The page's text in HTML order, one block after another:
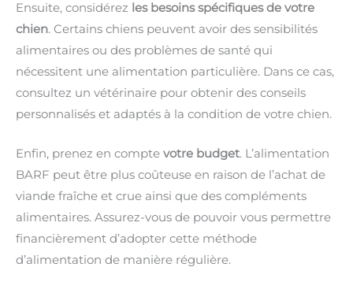
Ensuite, considérez les besoins spécifiques de votre
chien. Certains chiens peuvent avoir des sensibilités
alimentaires ou des problèmes de santé qui
nécessitent une alimentation particulière. Dans ce cas,
consultez un vétérinaire pour obtenir des conseils
personnalisés et adaptés à la condition de votre chien.
Enfin, prenez en compte votre budget. L’alimentation
BARF peut être plus coûteuse en raison de l’achat de
viande fraîche et crue ainsi que des compléments
alimentaires. Assurez-vous de pouvoir vous permettre
financièrement d’adopter cette méthode
d’alimentation de manière régulière.